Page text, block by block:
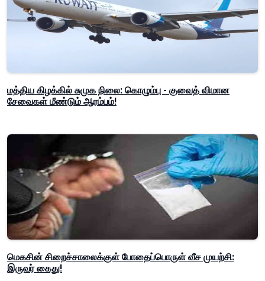
மத்திய கிழக்கில் சுமுக நிலை: கொழும்பு - குவைத் விமான
சேவைகள் மீண்டும் ஆரம்பம்!
மெகசின் சிறைச்சாலைக்குள் போதைப்பொருள் வீச முயற்சி:
இருவர் கைது!